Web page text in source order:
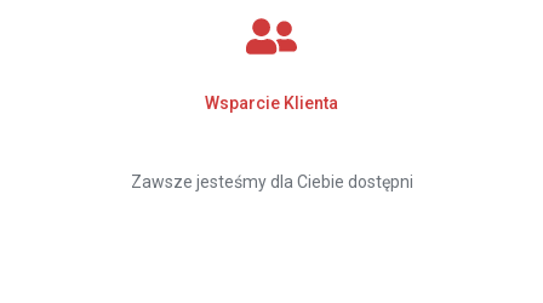
Wsparcie Klienta
Zawsze jesteśmy dla Ciebie dostępni